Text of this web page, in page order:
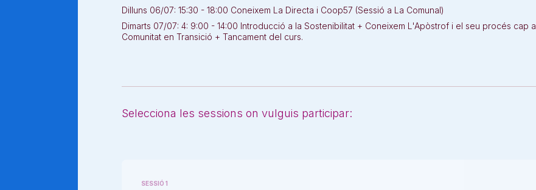
Dilluns 06/07: 15:30 - 18:00 Coneixem La Directa i Coop57 (Sessió a La Comunal)
Dimarts 07/07: 4: 9:00 - 14:00 Introducció a la Sostenibilitat + Coneixem L'Apòstrof i el seu procés cap a
Comunitat en Transició + Tancament del curs.
Selecciona les sessions on vulguis participar:
SESSIÓ 1